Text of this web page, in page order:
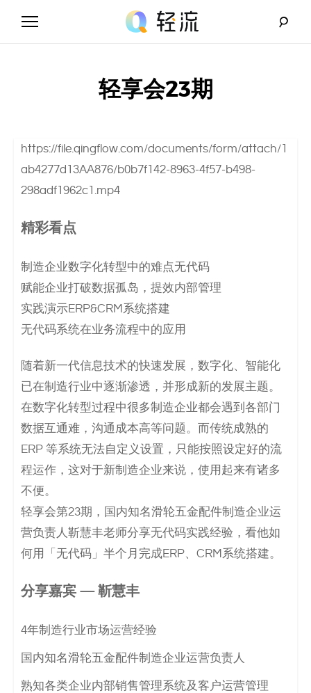
A
I
代
码
解
决
方
案
_
低
码
_
零
码
案
轻享会23期
https://file.qingflow.com/documents/form/attach/1
ab4277d13AA876/b0b7f142-8963-4f57-b498-
298adf1962c1.mp4
精彩看点
制造企业数字化转型中的难点无代码
赋能企业打破数据孤岛，提效内部管理
实践演示ERP&CRM系统搭建
无代码系统在业务流程中的应用
随着新一代信息技术的快速发展，数字化、智能化
已在制造行业中逐渐渗透，并形成新的发展主题。
在数字化转型过程中很多制造企业都会遇到各部门
数据互通难，沟通成本高等问题。而传统成熟的
ERP 等系统无法自定义设置，只能按照设定好的流
程运作，这对于新制造企业来说，使用起来有诸多
不便。
轻享会第23期，国内知名滑轮五金配件制造企业运
营负责人靳慧丰老师分享无代码实践经验，看他如
何用「无代码」半个月完成ERP、CRM系统搭建。
分享嘉宾 — 靳慧丰
4年制造行业市场运营经验
国内知名滑轮五金配件制造企业运营负责人
熟知各类企业内部销售管理系统及客户运营管理